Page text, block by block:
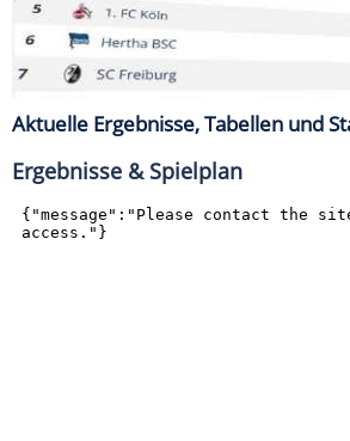
Aktuelle Ergebnisse, Tabellen und
Ergebnisse & Spielplan